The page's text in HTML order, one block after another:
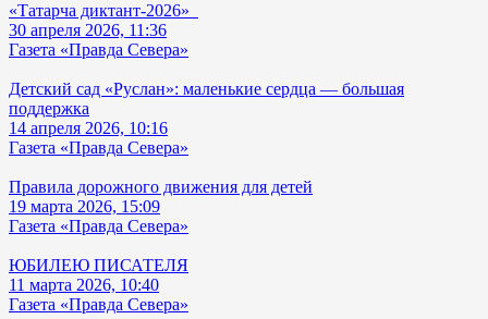
«Татарча диктант-2026»
30 апреля 2026, 11:36
Газета «Правда Севера»
Детский сад «Руслан»: маленькие сердца — большая
поддержка
14 апреля 2026, 10:16
Газета «Правда Севера»
Правила дорожного движения для детей
19 марта 2026, 15:09
Газета «Правда Севера»
ЮБИЛЕЮ ПИСАТЕЛЯ
11 марта 2026, 10:40
Газета «Правда Севера»